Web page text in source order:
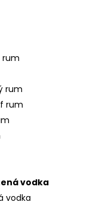
rum
rum
rum
vodka
vodka